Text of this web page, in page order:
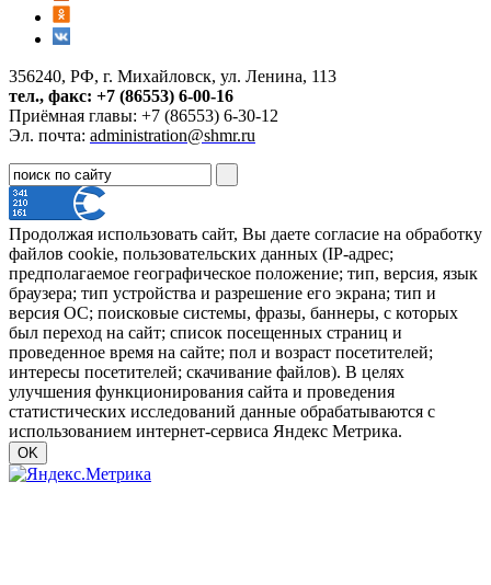
356240, РФ, г. Михайловск, ул. Ленина, 113
тел., факс: +7 (86553) 6-00-16
Приёмная главы: +7 (86553) 6-30-12
Эл. почта: administration@shmr.ru
Продолжая использовать сайт, Вы даете согласие на обработку
файлов cookie, пользовательских данных (IP-адрес;
предполагаемое географическое положение; тип, версия, язык
браузера; тип устройства и разрешение его экрана; тип и
версия ОС; поисковые системы, фразы, баннеры, с которых
был переход на сайт; список посещенных страниц и
проведенное время на сайте; пол и возраст посетителей;
интересы посетителей; скачивание файлов). В целях
улучшения функционирования сайта и проведения
статистических исследований данные обрабатываются с
использованием интернет-сервиса Яндекс Метрика.
OK